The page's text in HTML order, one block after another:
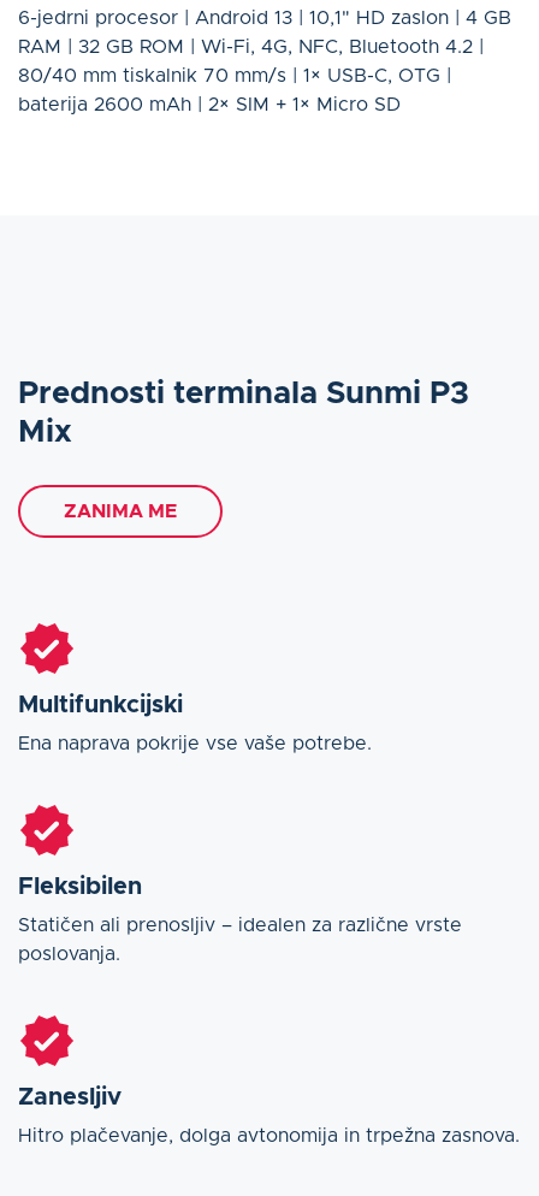
6-jedrni procesor | Android 13 | 10,1" HD zaslon | 4 GB
RAM | 32 GB ROM | Wi-Fi, 4G, NFC, Bluetooth 4.2 |
80/40 mm tiskalnik 70 mm/s | 1× USB-C, OTG |
baterija 2600 mAh | 2× SIM + 1× Micro SD
Prednosti terminala Sunmi P3
Mix
ZANIMA ME
Multifunkcijski
Ena naprava pokrije vse vaše potrebe.
Fleksibilen
Statičen ali prenosljiv – idealen za različne vrste
poslovanja.
Zanesljiv
Hitro plačevanje, dolga avtonomija in trpežna zasnova.